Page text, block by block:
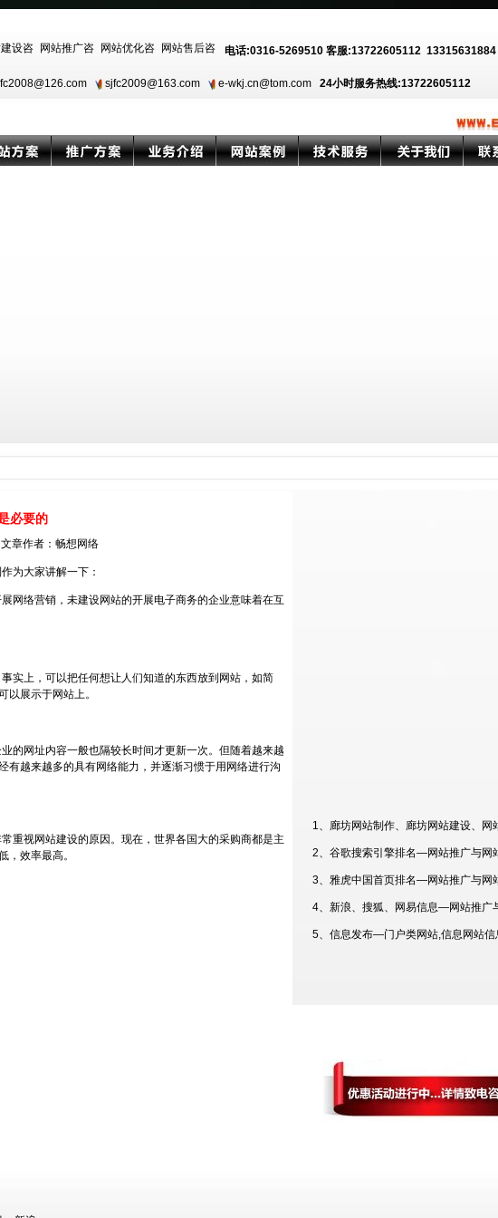
电话:0316-5269510 客服:13722605112 13315631884
sjfc2009@163.com e-wkj.cn@tom.com 24小时服务热线:13722605112
必要的
章作者： 畅想网络
作为大家讲解一下：
网络营销，未建设网站的开展电子商务的企业意味着在互
实上，可以把任何想让人们知道的东西放到网站，如简
以展示于网站上。
的网址内容一般也隔较长时间才更新一次。但随着越来越
有越来越多的具有网络能力，并逐渐习惯于用网络进行沟
重视网站建设的原因。现在，世界各国大的采购商都是主
，效率最高。
1、廊坊网站制作、廊坊网站建设、网
2、谷歌搜索引擎排名—网站推广与网
3、雅虎中国首页排名—网站推广与网
4、新浪、搜狐、网易信息—网站推广
5、信息发布—门户类网站,信息网站信